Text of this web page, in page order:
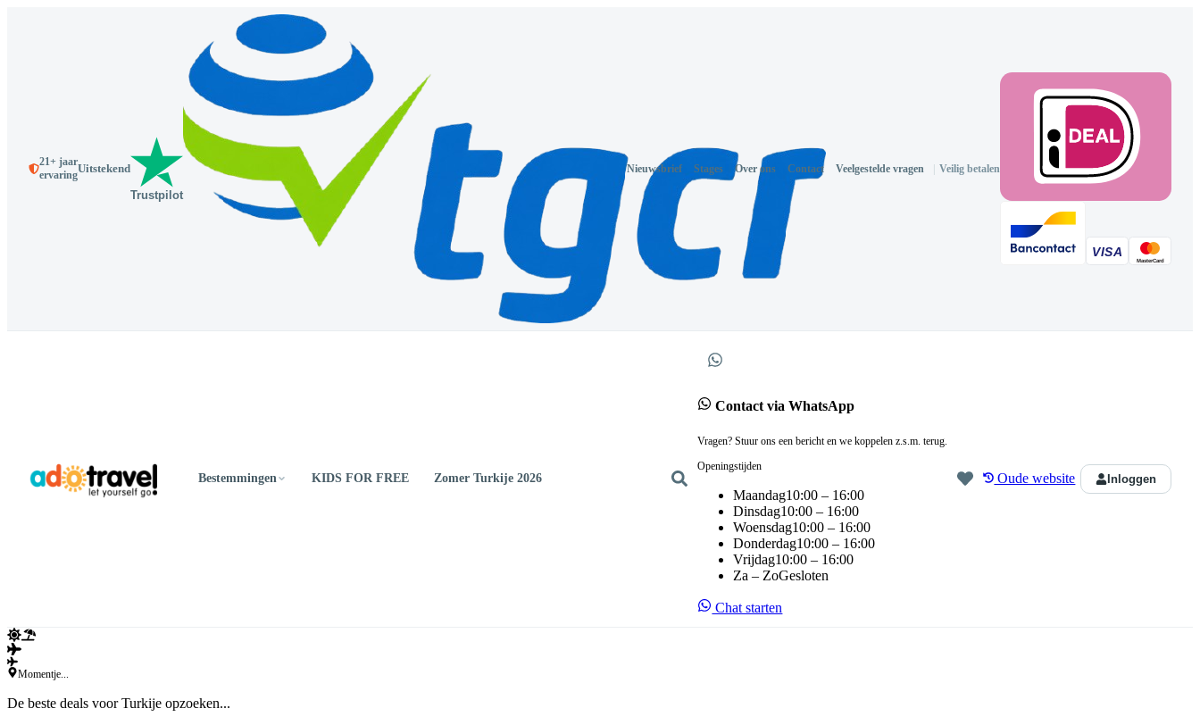
21+ jaar
ervaringUitstekend
Trustpilot
Nieuwsbrief Stages Over ons Contact Veelgestelde vragen | Veilig betalen
Bestemmingen KIDS FOR FREE Zomer Turkije 2026
Contact via WhatsApp
Vragen? Stuur ons een bericht en we koppelen z.s.m. terug.
Openingstijden
Maandag10:00 – 16:00
Dinsdag10:00 – 16:00
Woensdag10:00 – 16:00
Donderdag10:00 – 16:00
Vrijdag10:00 – 16:00
Za – ZoGesloten
Chat starten
Oude website Inloggen
Momentje...
De beste deals voor Turkije opzoeken...